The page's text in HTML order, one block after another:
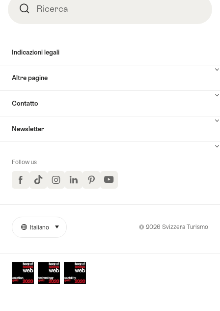
RicercaRicerca
Indicazioni legali
Altre pagine
Contatto
Newsletter
Follow us
FacebookTikTokInstagramLinkedInPinterestYouTube
Awards
More
© 2026 Svizzera Turismo
Lingua
Italiano seleziona (clicca per visualizzare)